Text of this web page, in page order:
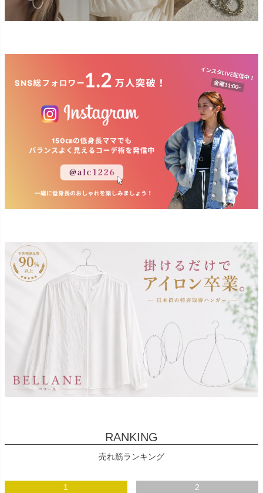
RANKING
売れ筋ランキング
1 2